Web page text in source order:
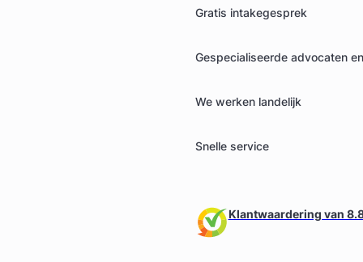
Gratis intakegesprek
Gespecialiseerde advocaten
We werken landelijk
Snelle service
Klantwaardering van